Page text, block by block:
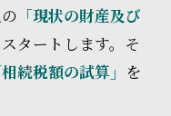
「現状の財産及び
タートします。そ
相続税額の試算」 を